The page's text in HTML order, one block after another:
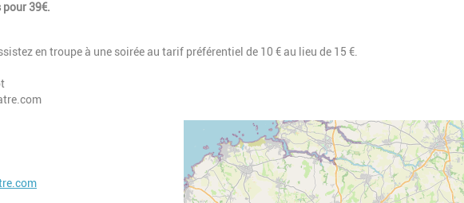
pour 39€.
en troupe à une soirée au tarif préférentiel de 10 € au lieu de 15 €.
Geolocalisation